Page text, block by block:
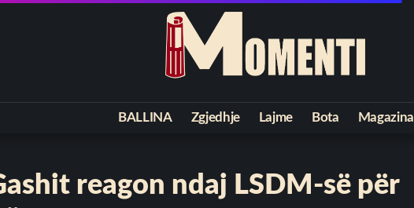
BALLINA Zgjedhje Lajme Bota Magazina
reagon ndaj LSDM-së për